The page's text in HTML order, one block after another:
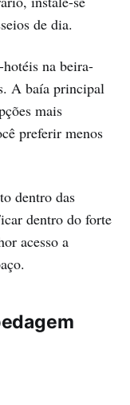
de dia.
na beira-
A baía principal
mais
preferir menos
dentro das
dentro do forte
acesso a